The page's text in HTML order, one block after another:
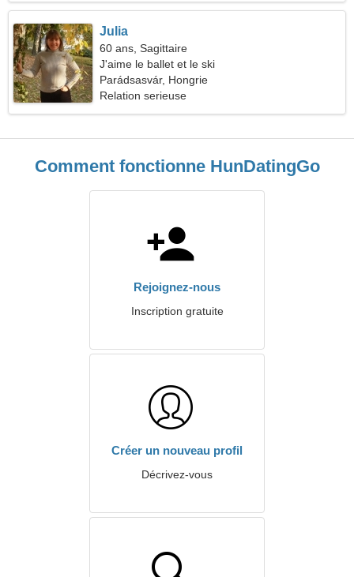
Julia
60 ans, Sagittaire
J'aime le ballet et le ski
Parádsasvár, Hongrie
Relation serieuse
Comment fonctionne HunDatingGo
Rejoignez-nous
Inscription gratuite
Créer un nouveau profil
Décrivez-vous